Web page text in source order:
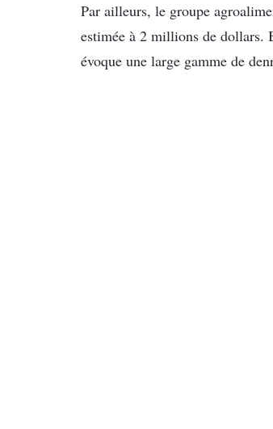
Par ailleurs, le groupe
estimée à 2 millions de dollars.
évoque une large gamme de